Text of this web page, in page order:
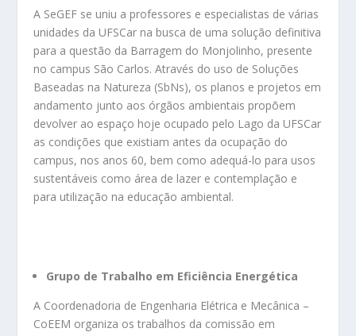
A SeGEF se uniu a professores e especialistas de várias
unidades da UFSCar na busca de uma solução definitiva
para a questão da Barragem do Monjolinho, presente
no campus São Carlos. Através do uso de Soluções
Baseadas na Natureza (SbNs), os planos e projetos em
andamento junto aos órgãos ambientais propõem
devolver ao espaço hoje ocupado pelo Lago da UFSCar
as condições que existiam antes da ocupação do
campus, nos anos 60, bem como adequá-lo para usos
sustentáveis como área de lazer e contemplação e
para utilização na educação ambiental.
Grupo de Trabalho em Eficiência Energética
A Coordenadoria de Engenharia Elétrica e Mecânica –
CoEEM organiza os trabalhos da comissão em